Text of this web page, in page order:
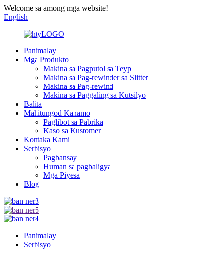
Welcome sa among mga website!
English
Panimalay
Mga Produkto
Makina sa Pagputol sa Teyp
Makina sa Pag-rewinder sa Slitter
Makina sa Pag-rewind
Makina sa Paggaling sa Kutsilyo
Balita
Mahitungod Kanamo
Paglibot sa Pabrika
Kaso sa Kustomer
Kontaka Kami
Serbisyo
Pagbansay
Human sa pagbaligya
Mga Piyesa
Blog
Panimalay
Serbisyo